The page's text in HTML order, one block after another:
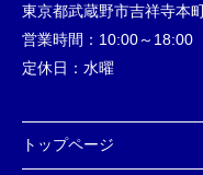
東京都武蔵野市吉祥寺本
営業時間： 10:00～18:00
定休日： 水曜
トップページ